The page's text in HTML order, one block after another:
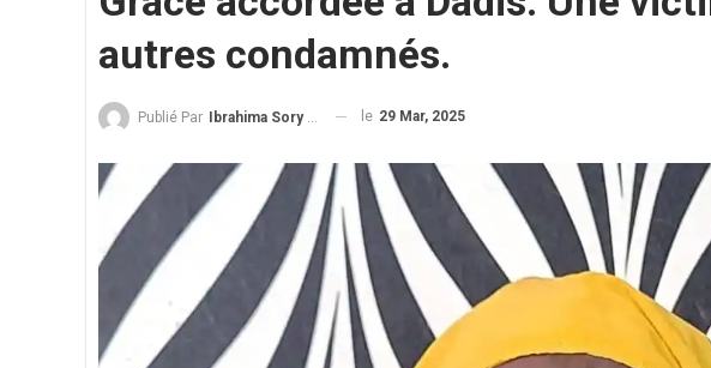
autres condamnés.
Publié Par Ibrahima Sory Diallo le 29 Mar, 2025